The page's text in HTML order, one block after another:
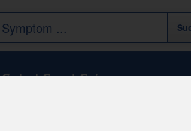
Gabel Good Grips